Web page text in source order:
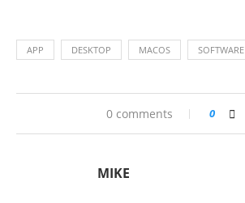
APP DESKTOP MACOS SOFTWARE
0 comments 0
MIKE